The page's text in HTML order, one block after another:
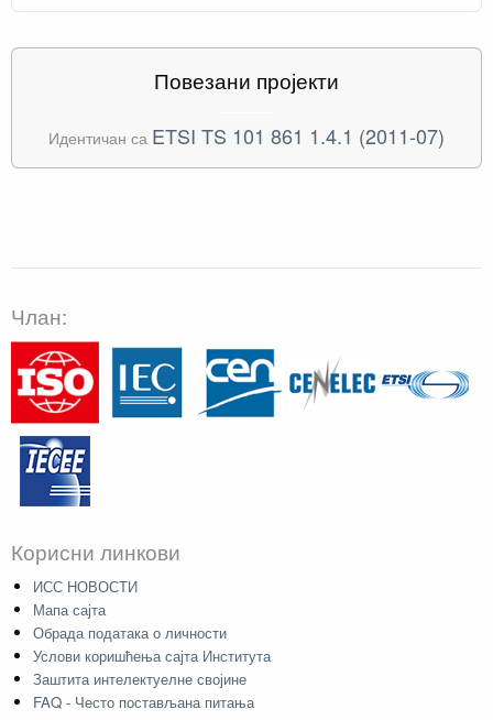
Повезани пројекти
Идентичан са ETSI TS 101 861 1.4.1 (2011-07)
Члан:
Корисни линкови
ИСС НОВОСТИ
Мапа сајта
Обрада података о личности
Услови коришћења сајта Института
Заштита интелектуелне својине
FAQ - Често постављана питања